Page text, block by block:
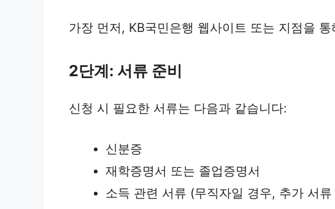
가장 먼저, KB국민은행 웹사이트 또는 지점을
2단계: 서류 준비
신청 시 필요한 서류는 다음과 같습니다:
신분증
재학증명서 또는 졸업증명서
소득 관련 서류 (무직자일 경우, 추가 서류